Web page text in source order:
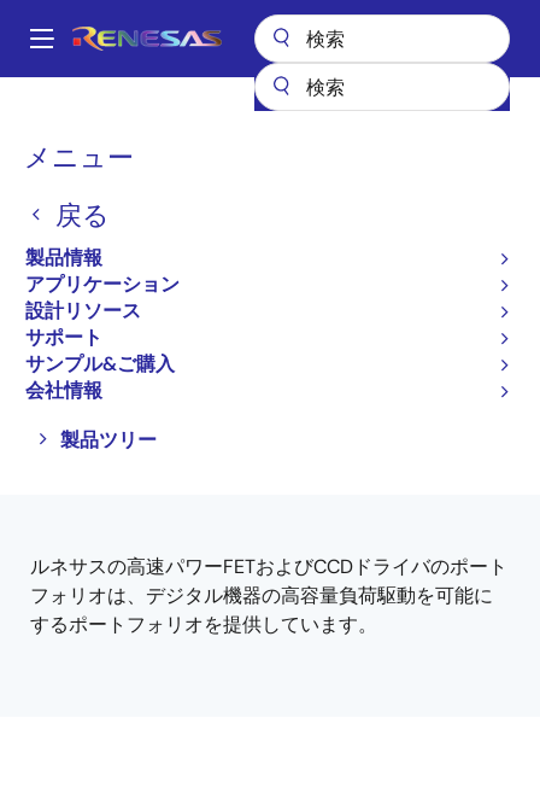
ン
Main
メニュー
戻る
製品情報
アプリケーション
設計リソース
サポート
サンプル&ご購入
会社情報
パ
く
ず
専用アンプ パワーFET/CCDドライバ
パワーFET/CCDドライバ
ページセクションへ移動：
製品ツリー
Close
Open
ルネサスの高速パワーFETおよびCCDドライバのポート
フォリオは、デジタル機器の高容量負荷駆動を可能に
するポートフォリオを提供しています。